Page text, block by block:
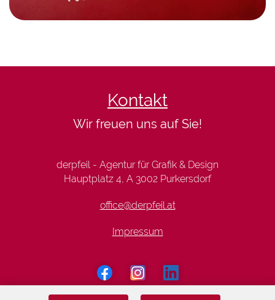
Kontakt
Wir freuen uns auf Sie!
derpfeil - Agentur für Grafik & Design
Hauptplatz 4, A 3002 Purkersdorf
office@derpfeil.at
Impressum